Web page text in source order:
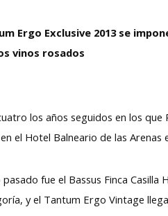
Ergo Exclusive 2013 se
vinos rosados
los años seguidos en los
el Hotel Balneario de las
pasado fue el Bassus Finca
y el Tantum Ergo Vintage